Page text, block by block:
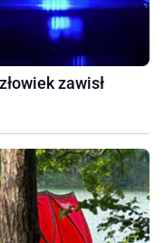
zawisł